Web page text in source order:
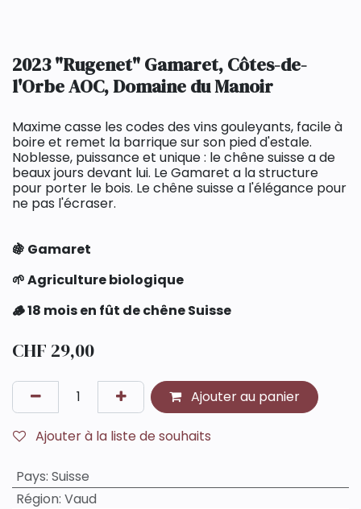
2023 "Rugenet" Gamaret, Côtes-de-
l'Orbe AOC, Domaine du Manoir
Maxime casse les codes des vins gouleyants, facile à
boire et remet la barrique sur son pied d'estale.
Noblesse, puissance et unique : le chêne suisse a de
beaux jours devant lui. Le Gamaret a la structure
pour porter le bois. Le chêne suisse a l'élégance pour
ne pas l'écraser.
🍇 Gamaret
🌱 Agriculture biologique
🪵 18 mois en fût de chêne Suisse
CHF 29,00
Ajouter au panier
Ajouter à la liste de souhaits
Pays: Suisse
Région: Vaud